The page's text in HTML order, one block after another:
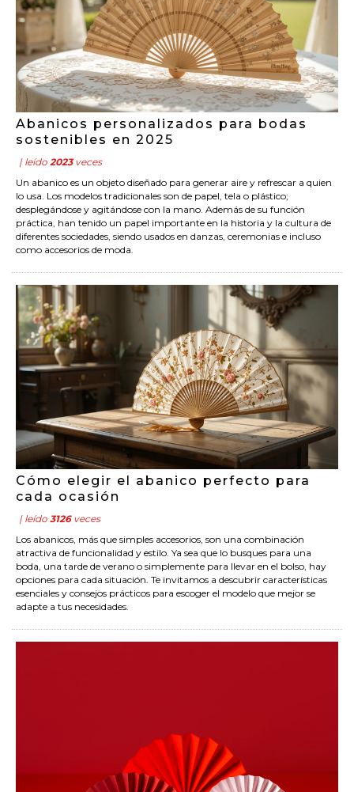
Abanicos personalizados para bodas
sostenibles en 2025
| leído 2023veces
Un abanico es un objeto diseñado para generar aire y refrescar a quien
lo usa. Los modelos tradicionales son de papel, tela o plástico;
desplegándose y agitándose con la mano. Además de su función
práctica, han tenido un papel importante en la historia y la cultura de
diferentes sociedades, siendo usados en danzas, ceremonias e incluso
como accesorios de moda.
Cómo elegir el abanico perfecto para
cada ocasión
| leído 3126veces
Los abanicos, más que simples accesorios, son una combinación
atractiva de funcionalidad y estilo. Ya sea que lo busques para una
boda, una tarde de verano o simplemente para llevar en el bolso, hay
opciones para cada situación. Te invitamos a descubrir características
esenciales y consejos prácticos para escoger el modelo que mejor se
adapte a tus necesidades.